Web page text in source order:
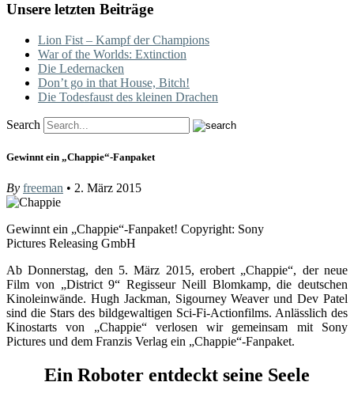
Unsere letzten Beiträge
Lion Fist – Kampf der Champions
War of the Worlds: Extinction
Die Ledernacken
Don’t go in that House, Bitch!
Die Todesfaust des kleinen Drachen
Search
Gewinnt ein „Chappie“-Fanpaket
By freeman • 2. März 2015
Gewinnt ein „Chappie“-Fanpaket! Copyright: Sony
Pictures Releasing GmbH
Ab Donnerstag, den 5. März 2015, erobert „Chappie“, der neue
Film von „District 9“ Regisseur Neill Blomkamp, die deutschen
Kinoleinwände. Hugh Jackman, Sigourney Weaver und Dev Patel
sind die Stars des bildgewaltigen Sci-Fi-Actionfilms. Anlässlich des
Kinostarts von „Chappie“ verlosen wir gemeinsam mit Sony
Pictures und dem Franzis Verlag ein „Chappie“-Fanpaket.
Ein Roboter entdeckt seine Seele